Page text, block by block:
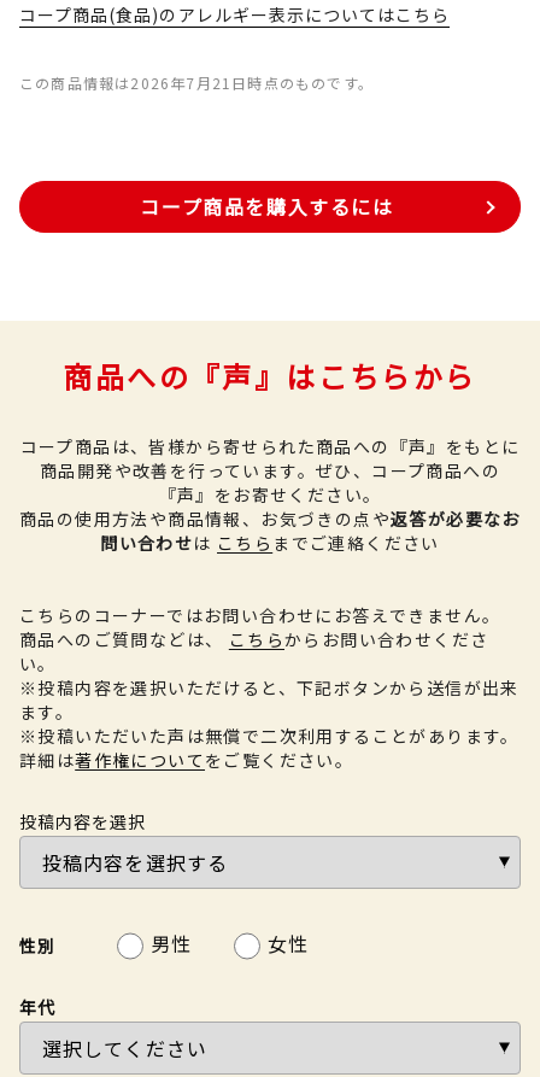
コープ商品(食品)のアレルギー表示についてはこちら
この商品情報は2026年7月21日時点のものです。
コープ商品を購入するには
商品への『声』はこちらから
コープ商品は、皆様から寄せられた商品への『声』をもとに
商品開発や改善を行っています。 ぜひ、コープ商品への
『声』をお寄せください。
商品の使用方法や商品情報、お気づきの点や返答が必要なお
問い合わせは こちら までご連絡ください
こちらのコーナーではお問い合わせにお答えできません。
商品へのご質問などは、
こちらからお問い合わせくださ
い。
※投稿内容を選択いただけると、下記ボタンから送信が出来
ます。
※投稿いただいた声は無償で二次利用することがあります。
詳細は著作権について をご覧ください。
投稿内容を選択
性別 男性 女性
年代